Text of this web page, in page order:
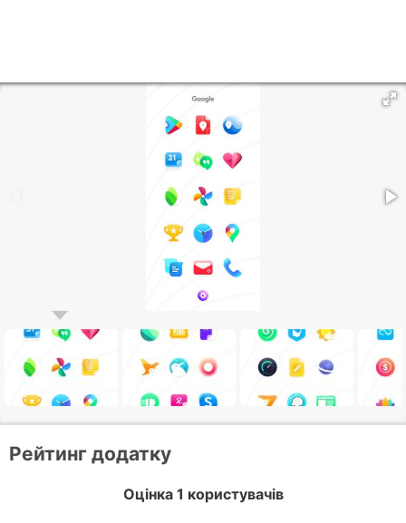
Рейтинг додатку
Оцінка 1 користувачів